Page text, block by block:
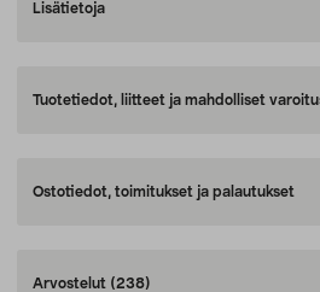
Lisätietoja
Tuotetiedot, liitteet ja mahdolliset
Ostotiedot, toimitukset ja palautukset
Arvostelut (238)